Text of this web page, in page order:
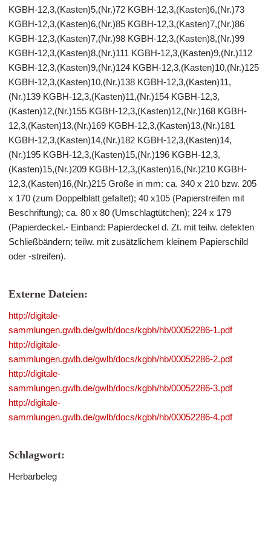
KGBH-12,3,(Kasten)5,(Nr.)72 KGBH-12,3,(Kasten)6,(Nr.)73
KGBH-12,3,(Kasten)6,(Nr.)85 KGBH-12,3,(Kasten)7,(Nr.)86
KGBH-12,3,(Kasten)7,(Nr.)98 KGBH-12,3,(Kasten)8,(Nr.)99
KGBH-12,3,(Kasten)8,(Nr.)111 KGBH-12,3,(Kasten)9,(Nr.)112
KGBH-12,3,(Kasten)9,(Nr.)124 KGBH-12,3,(Kasten)10,(Nr.)125
KGBH-12,3,(Kasten)10,(Nr.)138 KGBH-12,3,(Kasten)11,
(Nr.)139 KGBH-12,3,(Kasten)11,(Nr.)154 KGBH-12,3,
(Kasten)12,(Nr.)155 KGBH-12,3,(Kasten)12,(Nr.)168 KGBH-
12,3,(Kasten)13,(Nr.)169 KGBH-12,3,(Kasten)13,(Nr.)181
KGBH-12,3,(Kasten)14,(Nr.)182 KGBH-12,3,(Kasten)14,
(Nr.)195 KGBH-12,3,(Kasten)15,(Nr.)196 KGBH-12,3,
(Kasten)15,(Nr.)209 KGBH-12,3,(Kasten)16,(Nr.)210 KGBH-
12,3,(Kasten)16,(Nr.)215 Größe in mm: ca. 340 x 210 bzw. 205
x 170 (zum Doppelblatt gefaltet); 40 x105 (Papierstreifen mit
Beschriftung); ca. 80 x 80 (Umschlagtütchen); 224 x 179
(Papierdeckel.- Einband: Papierdeckel d. Zt. mit teilw. defekten
Schließbändern; teilw. mit zusätzlichem kleinem Papierschild
oder -streifen).
Externe Dateien:
http://digitale-
sammlungen.gwlb.de/gwlb/docs/kgbh/hb/00052286-1.pdf
http://digitale-
sammlungen.gwlb.de/gwlb/docs/kgbh/hb/00052286-2.pdf
http://digitale-
sammlungen.gwlb.de/gwlb/docs/kgbh/hb/00052286-3.pdf
http://digitale-
sammlungen.gwlb.de/gwlb/docs/kgbh/hb/00052286-4.pdf
Schlagwort:
Herbarbeleg